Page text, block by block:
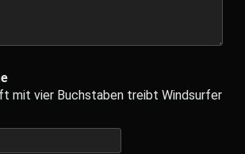
mit vier Buchstaben treibt Windsurfer